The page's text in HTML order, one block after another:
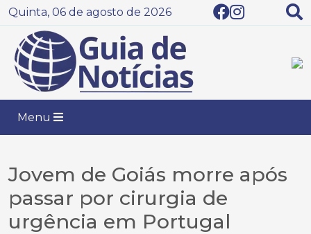
Quinta, 06 de agosto de 2026
Menu
Jovem de Goiás morre após
passar por cirurgia de
urgência em Portugal